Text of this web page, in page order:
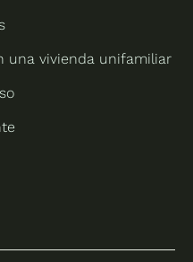
una vivienda unifamiliar